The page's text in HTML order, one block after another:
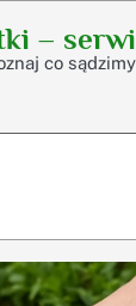
–
co